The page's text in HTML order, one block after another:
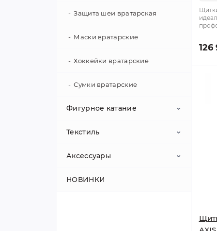
Бандаж
Клюшки для флорбола
Защита шеи вратарская
Маски вратарские
Хоккейки вратарские
Сумки вратарские
Фигурное катание
Аксессуары
Лезвия
Одежда для фигуристов
Текстиль
Белье комбинезоны
Гамаши
Аксессуары
Антибактериальный спрей
НОВИНКИ
126